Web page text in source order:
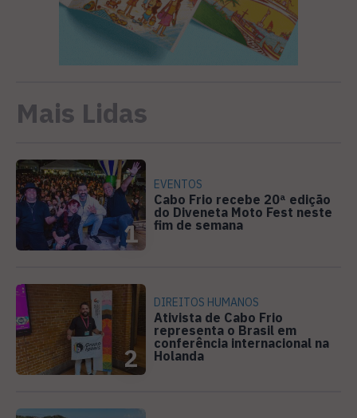
Mais Lidas
1
EVENTOS
Cabo Frio recebe 20ª edição
do Diveneta Moto Fest neste
fim de semana
2
DIREITOS HUMANOS
Ativista de Cabo Frio
representa o Brasil em
conferência internacional na
Holanda